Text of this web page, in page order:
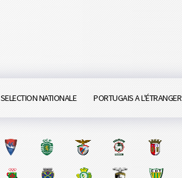
SELECTION NATIONALE PORTUGAIS A L'ÉTRANGER